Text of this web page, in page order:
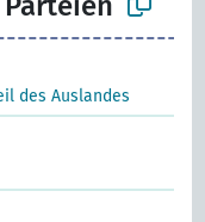
des Auslandes